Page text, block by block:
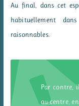
Au final, dans cet
habituellement
raisonnables.
Par contre,
au centre,